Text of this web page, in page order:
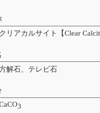
クリアカルサイト【Clear
解石、テレビ石
3